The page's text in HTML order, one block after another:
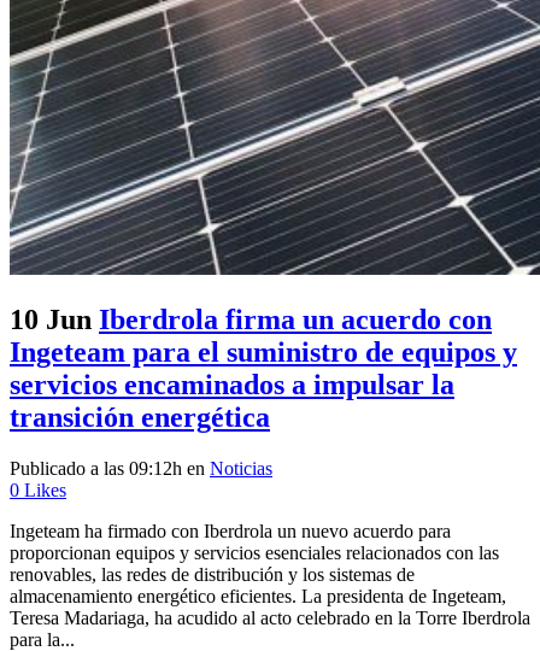
10 Jun Iberdrola firma un acuerdo con
Ingeteam para el suministro de equipos y
servicios encaminados a impulsar la
transición energética
Publicado a las 09:12h en Noticias
0 Likes
Ingeteam ha firmado con Iberdrola un nuevo acuerdo para
proporcionan equipos y servicios esenciales relacionados con las
renovables, las redes de distribución y los sistemas de
almacenamiento energético eficientes. La presidenta de Ingeteam,
Teresa Madariaga, ha acudido al acto celebrado en la Torre Iberdrola
para la...